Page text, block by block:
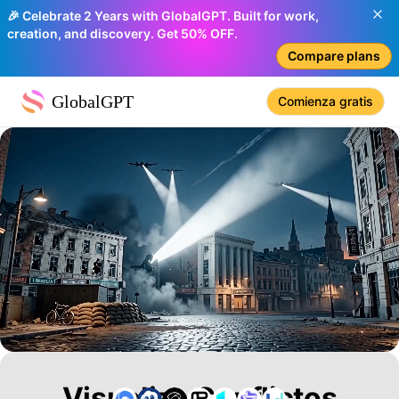
🎉 Celebrate 2 Years with GlobalGPT. Built for work,
creation, and discovery. Get 50% OFF.
Compare plans
GlobalGPT Comienza gratis